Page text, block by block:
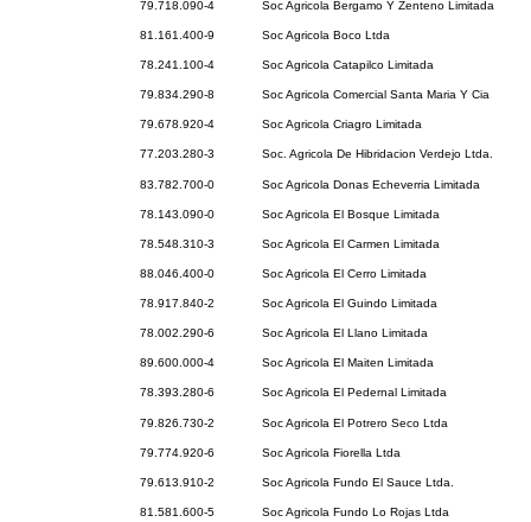
79.718.090-4 Soc Agricola Bergamo Y Zenteno Limitada
81.161.400-9 Soc Agricola Boco Ltda
78.241.100-4 Soc Agricola Catapilco Limitada
79.834.290-8 Soc Agricola Comercial Santa Maria Y Cia
79.678.920-4 Soc Agricola Criagro Limitada
77.203.280-3 Soc. Agricola De Hibridacion Verdejo Ltda.
83.782.700-0 Soc Agricola Donas Echeverria Limitada
78.143.090-0 Soc Agricola El Bosque Limitada
78.548.310-3 Soc Agricola El Carmen Limitada
88.046.400-0 Soc Agricola El Cerro Limitada
78.917.840-2 Soc Agricola El Guindo Limitada
78.002.290-6 Soc Agricola El Llano Limitada
89.600.000-4 Soc Agricola El Maiten Limitada
78.393.280-6 Soc Agricola El Pedernal Limitada
79.826.730-2 Soc Agricola El Potrero Seco Ltda
79.774.920-6 Soc Agricola Fiorella Ltda
79.613.910-2 Soc Agricola Fundo El Sauce Ltda.
81.581.600-5 Soc Agricola Fundo Lo Rojas Ltda